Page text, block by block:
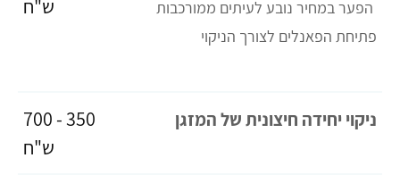
הפער במחיר נובע לעיתים ממורכבות
פתיחת הפאנלים לצורך הניקוי
ש"ח
ניקוי יחידה חיצונית של המזגן
350 - 700
ש"ח